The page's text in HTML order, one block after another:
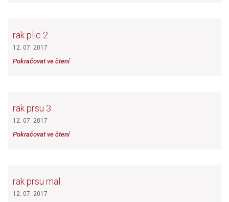
rak plic 2
12. 07. 2017
Pokračovat ve čtení
rak prsu 3
12. 07. 2017
Pokračovat ve čtení
rak prsu mal
12. 07. 2017